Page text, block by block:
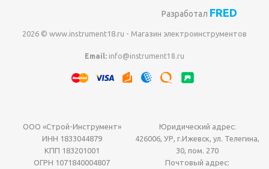
Разработал FRED
2026 © www.instrument18.ru - Магазин электроинструментов
Email: info@instrument18.ru
ООО «Строй-Инструмент»
ИНН 1833044879
КПП 183201001
ОГРН 1071840004807
Юридический адрес:
426006, УР, г.Ижевск, ул. Телегина,
30, пом. 270
Почтовый адрес: